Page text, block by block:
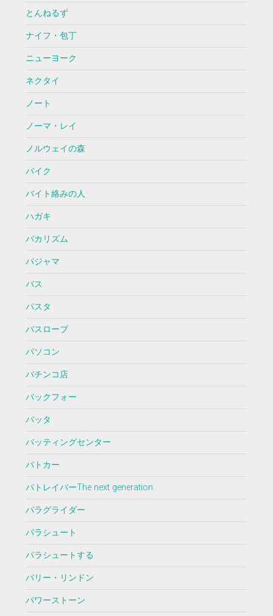
とんねるず
ナイフ・包丁
ニューヨーク
ネクタイ
ノート
ノーマ・レイ
ノルウェイの森
バイク
バイト絡みの人
ハガキ
バカリズム
パジャマ
バス
パスタ
バスローブ
パソコン
パチンコ店
バックフォー
バッタ
バッティングセンター
パトカー
パトレイバーThe next generation
パラグライダー
パラシュート
パラシュートする
バリー・リンドン
パワーストーン